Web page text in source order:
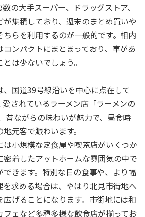
の大手スーパー、ドラッグストア、
が集積しており、週末のまとめ買いや
ちらを利用するのが一般的です。相内
ンパクトにまとまっており、車があ
は少ないでしょう。
国道39号線沿いを中心に点在して
愛されているラーメン店「ラーメンの
昔ながらの味わいが魅力で、昼食時
元客で賑わいます。
は小規模な定食屋や喫茶店がいくつか
密着したアットホームな雰囲気の中で
きます。特別な日の食事や、より幅
を求める場合は、やはり北見市街地へ
広げることになります。市街地には和
ェなど多種多様な飲食店が揃ってお